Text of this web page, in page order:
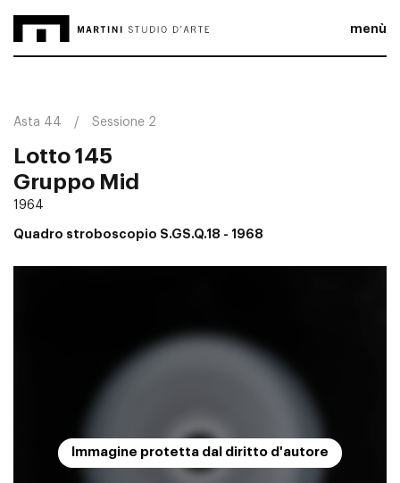
menù
Asta 44 Sessione 2
Lotto 145
Gruppo Mid
1964
Quadro stroboscopio S.GS.Q.18 - 1968
Immagine protetta dal diritto d'autore